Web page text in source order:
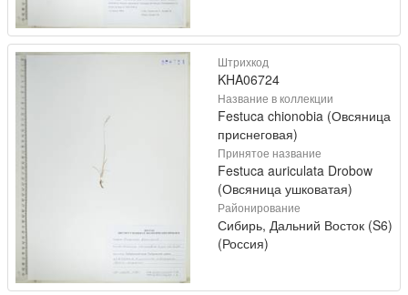
Штрихкод
KHA06724
Название в коллекции
Festuca chionobia (Овсяница
приснеговая)
Принятое название
Festuca auriculata Drobow
(Овсяница ушковатая)
Районирование
Сибирь, Дальний Восток (S6)
(Россия)